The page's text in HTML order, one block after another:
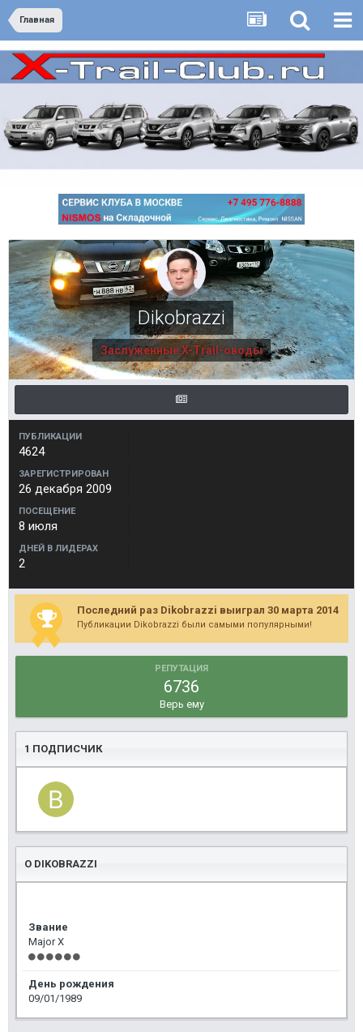
Главная
Dikobrazzi
Заслуженные X-Trail-оводы
ПУБЛИКАЦИИ
4624
ЗАРЕГИСТРИРОВАН
26 декабря 2009
ПОСЕЩЕНИЕ
8 июля
ДНЕЙ В ЛИДЕРАХ
2
Последний раз Dikobrazzi выиграл 30 марта 2014
Публикации Dikobrazzi были самыми популярными!
РЕПУТАЦИЯ
6736
Верь ему
1 ПОДПИСЧИК
О DIKOBRAZZI
Звание
Major X
День рождения
09/01/1989